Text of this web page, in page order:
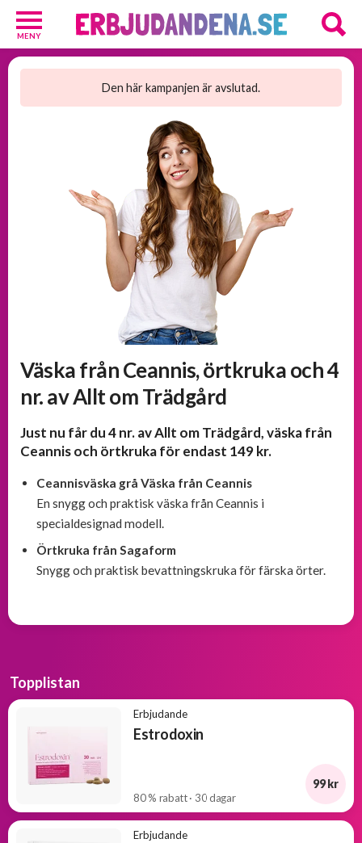
MENY
Den här kampanjen är avslutad.
Väska från Ceannis, örtkruka och 4
nr. av Allt om Trädgård
Just nu får du 4 nr. av Allt om Trädgård, väska från
Ceannis och örtkruka för endast 149 kr.
Ceannisväska grå Väska från Ceannis
En snygg och praktisk väska från Ceannis i
specialdesignad modell.
Örtkruka från Sagaform
Snygg och praktisk bevattningskruka för färska örter.
Topplistan
Erbjudande
Estrodoxin
80 % rabatt · 30 dagar
99 kr
Erbjudande
Barn
Kosttillskott
och
välkomsterbjudanden
Erbjudanden
BOKKLUBBAR